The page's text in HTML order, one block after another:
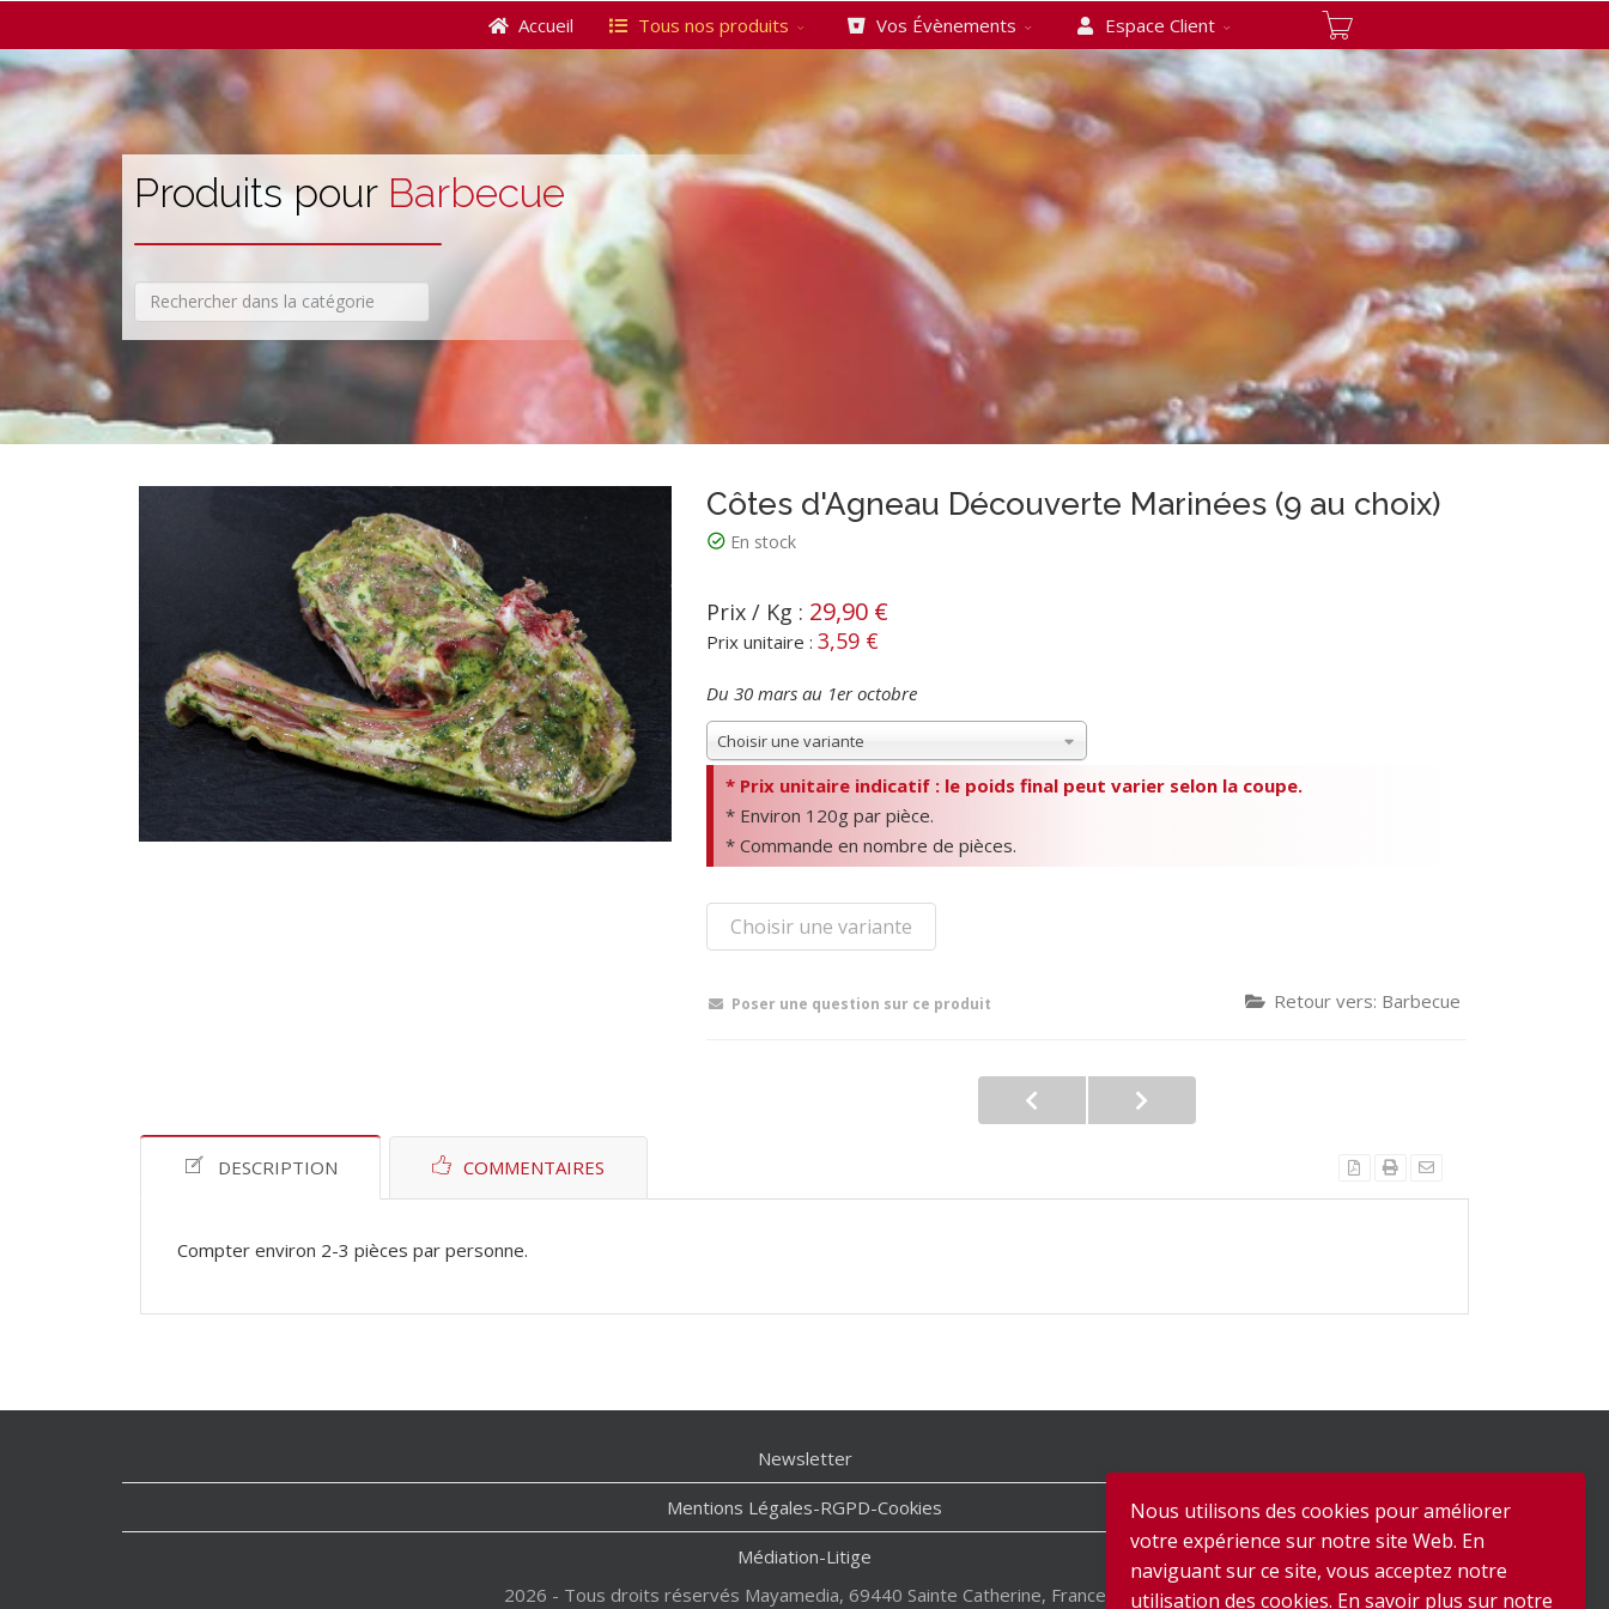
Accueil Tous nos produits Vos Évènements Espace Client
Produits pour Barbecue
Côtes d'Agneau Découverte Marinées (9 au choix)
En stock
Prix / Kg : 29,90 €
Prix unitaire : 3,59 €
Du 30 mars au 1er octobre
Choisir une variante
* Prix unitaire indicatif : le poids final peut varier selon la coupe.
* Environ 120g par pièce.
* Commande en nombre de pièces.
Choisir une variante
Poser une question sur ce produit Retour vers: Barbecue
DESCRIPTION COMMENTAIRES
Compter environ 2-3 pièces par personne.
Newsletter
Mentions Légales-RGPD-Cookies
Médiation-Litige
2026 - Tous droits réservés Mayamedia, 69440 Sainte Catherine, France
Nous utilisons des cookies pour améliorer
votre expérience sur notre site Web. En
naviguant sur ce site, vous acceptez notre
utilisation des cookies. En savoir plus sur notre